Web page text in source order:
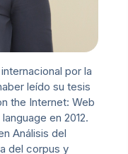
por la
leído su tesis
the Internet: Web
en 2012.
Análisis del
del corpus y